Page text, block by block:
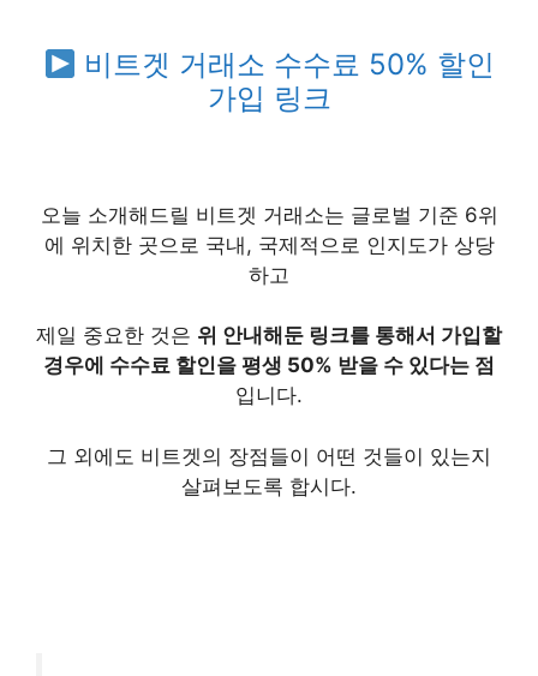
비트겟 거래소 수수료 50% 할인
가입 링크
오늘 소개해드릴 비트겟 거래소는 글로벌 기준 6위
에 위치한 곳으로 국내, 국제적으로 인지도가 상당
하고
제일 중요한 것은 위 안내해둔 링크를 통해서 가입할
경우에 수수료 할인을 평생 50% 받을 수 있다는 점
입니다.
그 외에도 비트겟의 장점들이 어떤 것들이 있는지
살펴보도록 합시다.